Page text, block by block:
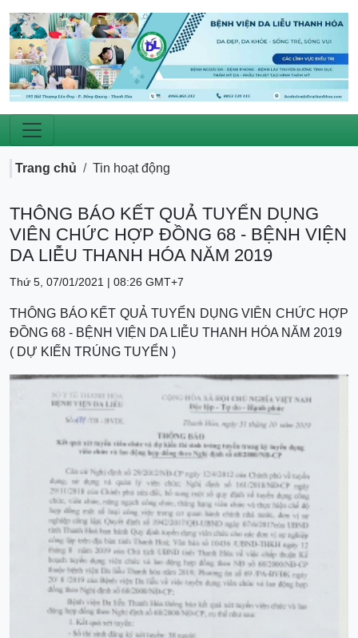
Trang chủ Tin hoạt động
THÔNG BÁO KẾT QUẢ TUYỂN DỤNG
VIÊN CHỨC HỢP ĐỒNG 68 - BỆNH VIỆN
DA LIỄU THANH HÓA NĂM 2019
Thứ 5, 07/01/2021 | 08:26 GMT+7
THÔNG BÁO KẾT QUẢ TUYỂN DỤNG VIÊN CHỨC HỢP
ĐỒNG 68 - BỆNH VIỆN DA LIỄU THANH HÓA NĂM 2019
( DỰ KIẾN TRÚNG TUYỂN )